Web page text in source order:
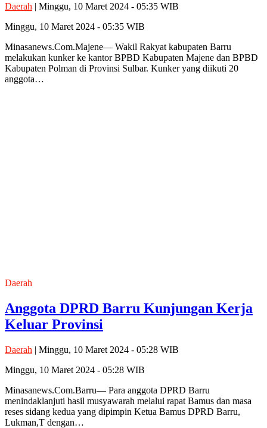
Daerah | Minggu, 10 Maret 2024 - 05:35 WIB
Minggu, 10 Maret 2024 - 05:35 WIB
Minasanews.Com.Majene— Wakil Rakyat kabupaten Barru
melakukan kunker ke kantor BPBD Kabupaten Majene dan BPBD
Kabupaten Polman di Provinsi Sulbar. Kunker yang diikuti 20
anggota…
Daerah
Anggota DPRD Barru Kunjungan Kerja
Keluar Provinsi
Daerah | Minggu, 10 Maret 2024 - 05:28 WIB
Minggu, 10 Maret 2024 - 05:28 WIB
Minasanews.Com.Barru— Para anggota DPRD Barru
menindaklanjuti hasil musyawarah melalui rapat Bamus dan masa
reses sidang kedua yang dipimpin Ketua Bamus DPRD Barru,
Lukman,T dengan…